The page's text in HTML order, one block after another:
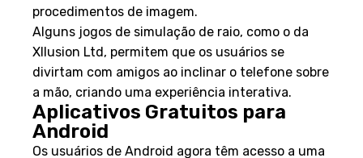
procedimentos de imagem.
Alguns jogos de simulação de raio, como o da
Xllusion Ltd, permitem que os usuários se
divirtam com amigos ao inclinar o telefone sobre
a mão, criando uma experiência interativa.
Aplicativos Gratuitos para
Android
Os usuários de Android agora têm acesso a uma